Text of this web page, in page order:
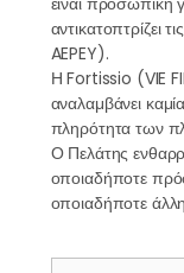
αντικατοπτρίζει
AEPEY).
Η Fortissio (VIE
αναλαμβάνει
πληρότητα των
Ο Πελάτης
οποιαδήποτε
οποιαδήποτε